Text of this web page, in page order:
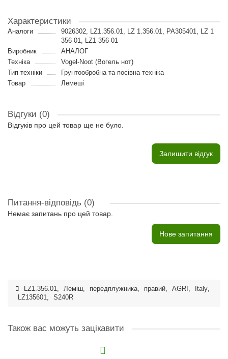
Характеристики
Аналоги
9026302, LZ1.356.01, LZ 1.356.01, РА305401, LZ 1
356 01, LZ1 356 01
Виробник
АНАЛОГ
Техніка
Vogel-Noot (Вогель нот)
Тип техніки
Грунтообробна та посівна техніка
Товар
Лемеші
Відгуки (0)
Відгуків про цей товар ще не було.
Залишити відгук
Питання-відповідь (0)
Немає запитань про цей товар.
Нове запитання
LZ1.356.01, Леміш, передплужника, правий, AGRI , Italy,
LZ135601, S240R
Також вас можуть зацікавити